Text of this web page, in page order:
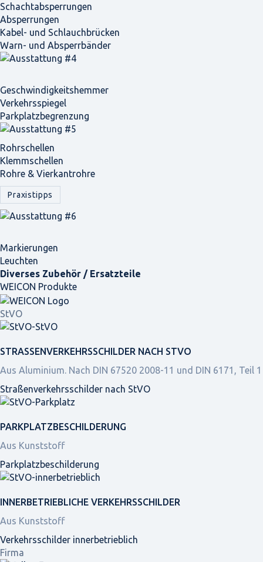
Schacht­absperrungen
Absperrungen
Kabel- und Schlauchbrücken
Warn- und Absperrbänder
Geschwindigkeits­hemmer
Verkehrsspiegel
Parkplatz­begrenzung
Rohrschellen
Klemmschellen
Rohre & Vierkantrohre
Praxistipps
Markierungen
Leuchten
Diverses Zubehör / Ersatzteile
WEICON Produkte
StVO
STRASSEN­VERKEHRS­SCHILDER NACH STVO
Aus Aluminium. Nach DIN 67520 2008-11 und DIN 6171, Teil 1
Straßen­verkehrs­schilder nach StVO
PARKPLATZ­BESCHILDERUNG
Aus Kunststoff
Parkplatz­beschilderung
INNER­BETRIEBLICHE VERKEHRS­SCHILDER
Aus Kunststoff
Verkehrsschilder innerbetrieblich
Firma